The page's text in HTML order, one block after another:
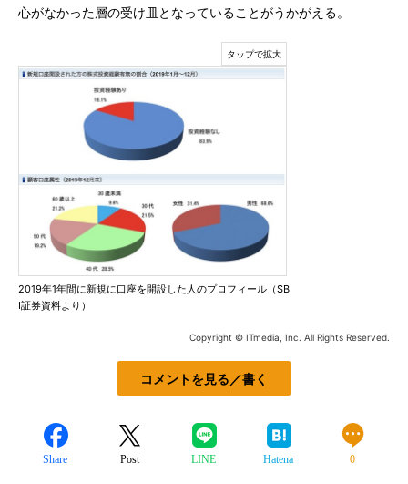
心がなかった層の受け皿となっていることがうかがえる。
2019年1年間に新規に口座を開設した人のプロフィール（SB
I証券資料より）
Copyright © ITmedia, Inc. All Rights Reserved.
コメントを見る／書く
Share Post LINE Hatena 0